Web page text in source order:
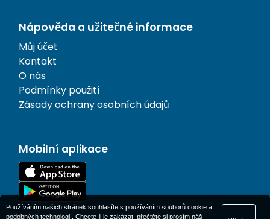
Nápověda a užitečné informace
Můj účet
Kontakt
O nás
Podmínky použití
Zásady ochrany osobních údajů
Mobilní aplikace
Používáním našich stránek souhlasíte s používáním souborů cookie a
podobných technologií. Chcete-li je zakázat, přečtěte si prosím náš